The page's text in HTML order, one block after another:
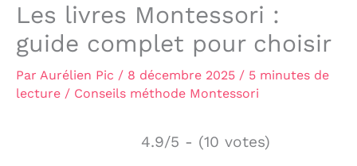
Les livres Montessori :
guide complet pour choisir
Par Aurélien Pic / 8 décembre 2025 / 5 minutes de
lecture / Conseils méthode Montessori
4.9/5 - (10 votes)